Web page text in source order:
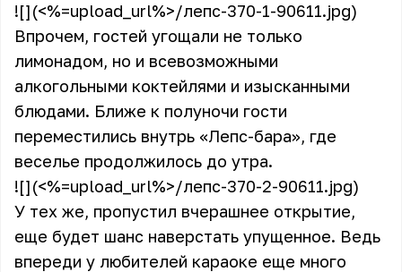
![](<%=upload_url%>/лепс-370-1-90611.jpg)
Впрочем, гостей угощали не только
лимонадом, но и всевозможными
алкогольными коктейлями и изысканными
блюдами. Ближе к полуночи гости
переместились внутрь «Лепс-бара», где
веселье продолжилось до утра.
![](<%=upload_url%>/лепс-370-2-90611.jpg)
У тех же, пропустил вчерашнее открытие,
еще будет шанс наверстать упущенное. Ведь
впереди у любителей караоке еще много